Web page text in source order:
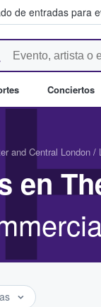
de entradas para
compra y
Conciertos
and Central London /
en